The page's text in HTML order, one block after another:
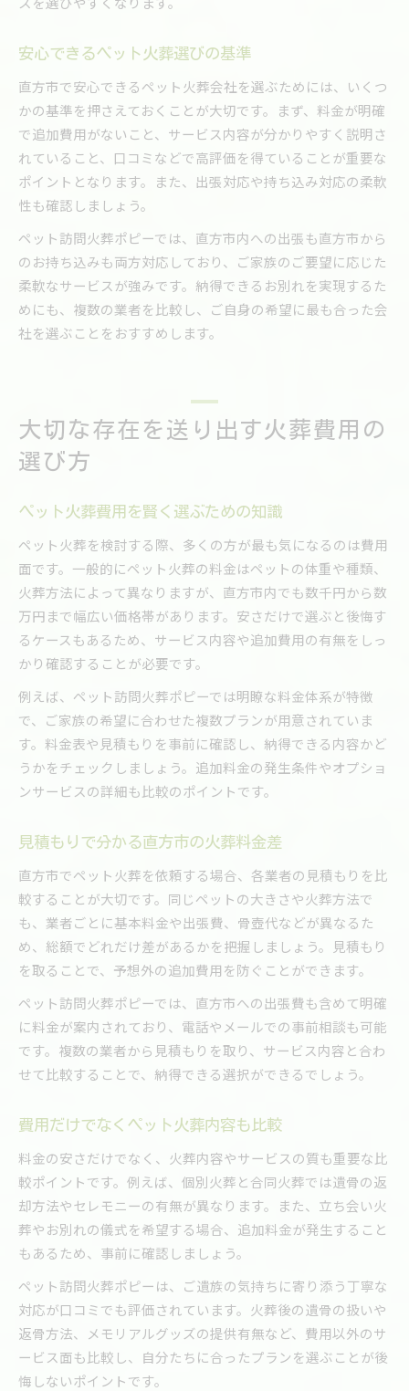
安心できるペット火葬選びの基準
直方市で安心できるペット火葬会社を選ぶためには、いくつ
かの基準を押さえておくことが大切です。まず、料金が明確
で追加費用がないこと、サービス内容が分かりやすく説明さ
れていること、口コミなどで高評価を得ていることが重要な
ポイントとなります。また、出張対応や持ち込み対応の柔軟
性も確認しましょう。
ペット訪問火葬ポピーでは、直方市内への出張も直方市から
のお持ち込みも両方対応しており、ご家族のご要望に応じた
柔軟なサービスが強みです。納得できるお別れを実現するた
めにも、複数の業者を比較し、ご自身の希望に最も合った会
社を選ぶことをおすすめします。
大切な存在を送り出す火葬費用の
選び方
ペット火葬費用を賢く選ぶための知識
ペット火葬を検討する際、多くの方が最も気になるのは費用
面です。一般的にペット火葬の料金はペットの体重や種類、
火葬方法によって異なりますが、直方市内でも数千円から数
万円まで幅広い価格帯があります。安さだけで選ぶと後悔す
るケースもあるため、サービス内容や追加費用の有無をしっ
かり確認することが必要です。
例えば、ペット訪問火葬ポピーでは明瞭な料金体系が特徴
で、ご家族の希望に合わせた複数プランが用意されていま
す。料金表や見積もりを事前に確認し、納得できる内容かど
うかをチェックしましょう。追加料金の発生条件やオプショ
ンサービスの詳細も比較のポイントです。
見積もりで分かる直方市の火葬料金差
直方市でペット火葬を依頼する場合、各業者の見積もりを比
較することが大切です。同じペットの大きさや火葬方法で
も、業者ごとに基本料金や出張費、骨壺代などが異なるた
め、総額でどれだけ差があるかを把握しましょう。見積もり
を取ることで、予想外の追加費用を防ぐことができます。
ペット訪問火葬ポピーでは、直方市への出張費も含めて明確
に料金が案内されており、電話やメールでの事前相談も可能
です。複数の業者から見積もりを取り、サービス内容と合わ
せて比較することで、納得できる選択ができるでしょう。
費用だけでなくペット火葬内容も比較
料金の安さだけでなく、火葬内容やサービスの質も重要な比
較ポイントです。例えば、個別火葬と合同火葬では遺骨の返
却方法やセレモニーの有無が異なります。また、立ち会い火
葬やお別れの儀式を希望する場合、追加料金が発生すること
もあるため、事前に確認しましょう。
ペット訪問火葬ポピーは、ご遺族の気持ちに寄り添う丁寧な
対応が口コミでも評価されています。火葬後の遺骨の扱いや
返骨方法、メモリアルグッズの提供有無など、費用以外のサ
ービス面も比較し、自分たちに合ったプランを選ぶことが後
悔しないポイントです。